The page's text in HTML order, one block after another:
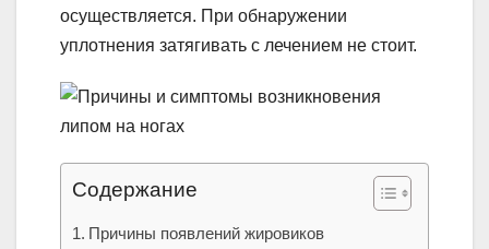
осуществляется. При обнаружении
уплотнения затягивать с лечением не стоит.
Содержание
Причины появлений жировиков